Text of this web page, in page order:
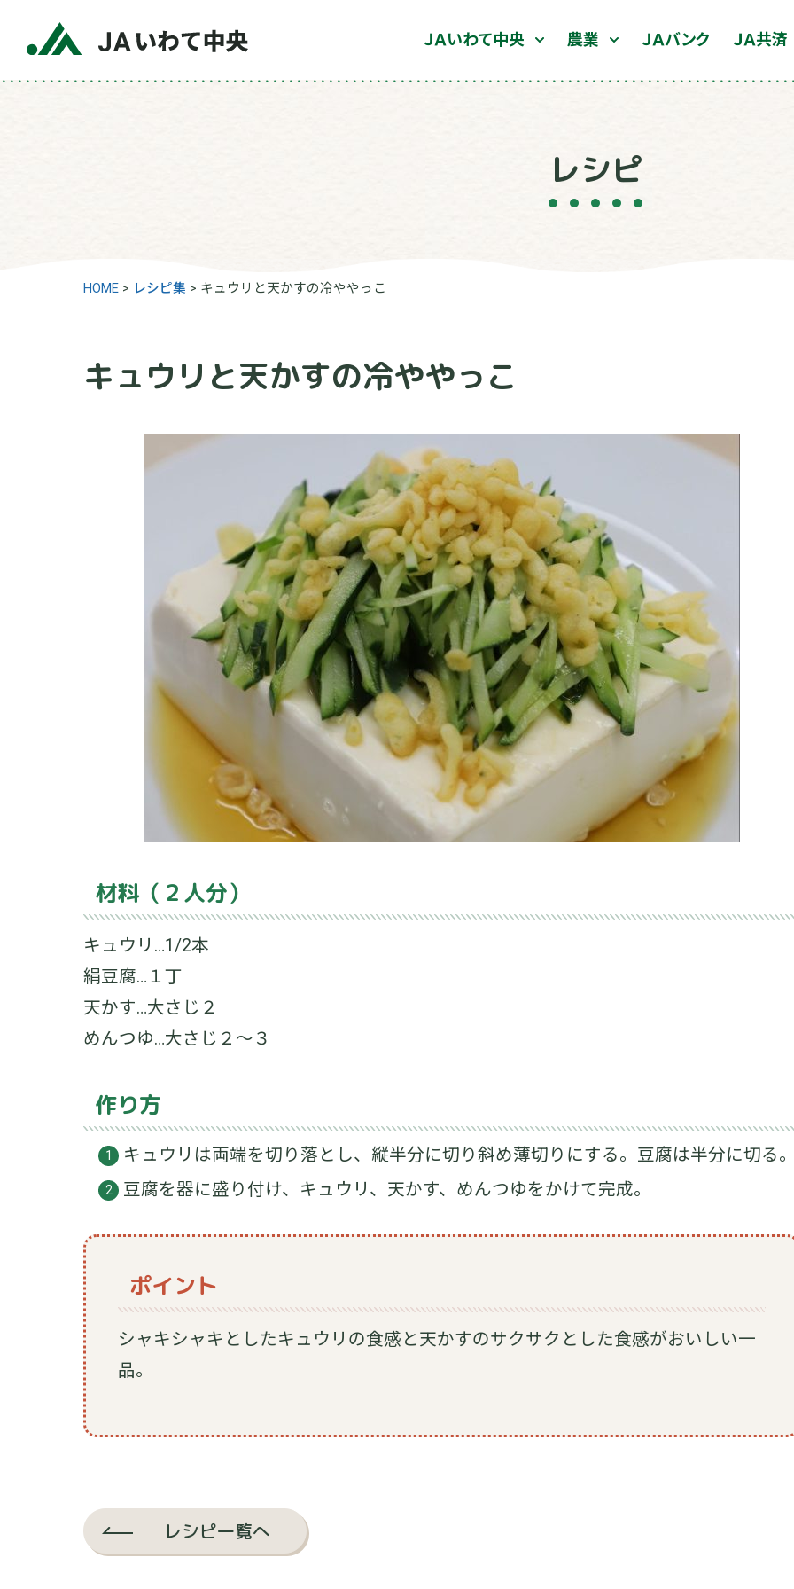
ＪＡいわて中央 農業 ＪＡバンク ＪＡ共済
レシピ
HOME > レシピ集 > キュウリと天かすの冷ややっこ
キュウリと天かすの冷ややっこ
材料（２人分）
キュウリ…1/2本
絹豆腐…１丁
天かす…大さじ２
めんつゆ…大さじ２～３
作り方
キュウリは両端を切り落とし、縦半分に切り斜め薄切りにする。豆腐は半分に切る
豆腐を器に盛り付け、キュウリ、天かす、めんつゆをかけて完成。
ポイント
シャキシャキとしたキュウリの食感と天かすのサクサクとした食感がおいしい一
品。
レシピ一覧へ